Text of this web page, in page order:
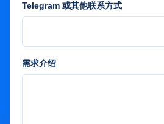
Telegram 或其他联系方式
需求介绍